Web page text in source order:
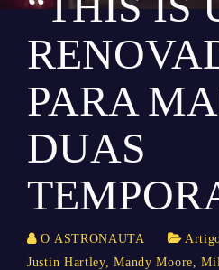
PARA
DUAS
O ASTRONAUTA
Justin Hartley,Mandy Moore,